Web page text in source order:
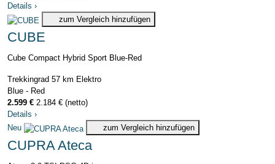
Details ›
zum Vergleich hinzufügen
CUBE
Cube Compact Hybrid Sport Blue-Red
Trekkingrad 57 km Elektro
Blue - Red
2.599 € 2.184 € (netto)
Details ›
Neu
zum Vergleich hinzufügen
CUPRA Ateca